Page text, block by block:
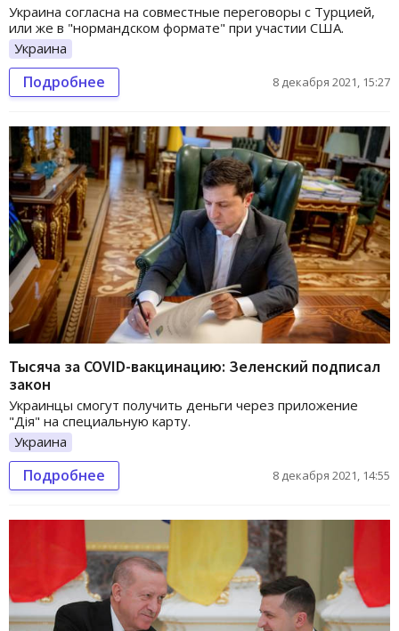
Украина согласна на совместные переговоры с Турцией,
или же в "нормандском формате" при участии США.
Украина
Подробнее 8 декабря 2021, 15:27
Тысяча за COVID-вакцинацию: Зеленский подписал
закон
Украинцы смогут получить деньги через приложение
"Дiя" на специальную карту.
Украина
Подробнее 8 декабря 2021, 14:55